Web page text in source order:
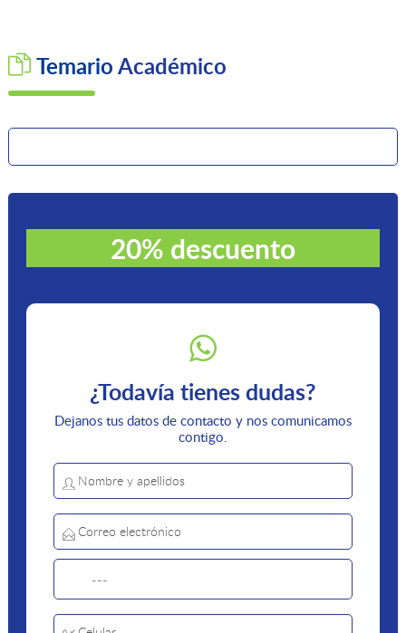
TemarioAcadémico
20% descuento
¿Todavía tienes dudas?
Dejanos tus datos de contacto y nos comunicamos
contigo.